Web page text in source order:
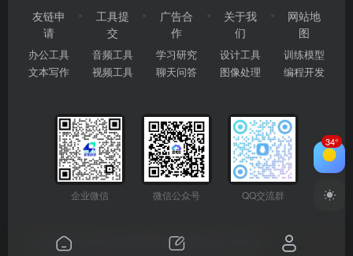
友链申
请
办公工具
文本写作
工具提
交
音频工具
视频工具
广告合
作
学习研究
聊天问答
关于我
们
设计工具
图像处理
网站地
图
训练模型
编程开发
企业微信 微信公众号 QQ交流群
Copyright © 2026 粤ICP备2024177666号
34°